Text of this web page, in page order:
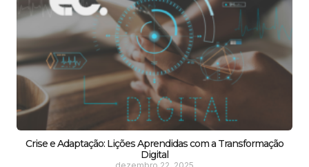
Crise e Adaptação: Lições Aprendidas com a Transformação
Digital